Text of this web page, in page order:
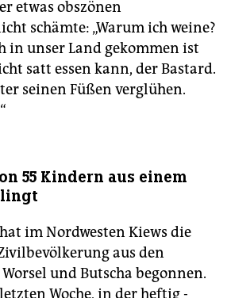
etwas obszönen
schämte: „Warum ich weine?
in unser Land gekommen ist
satt essen kann, der Bastard.
seinen Füßen verglühen.
55 Kindern aus einem
im Nordwesten Kiews die
aus den
und Butscha begonnen.
Woche, in der heftig